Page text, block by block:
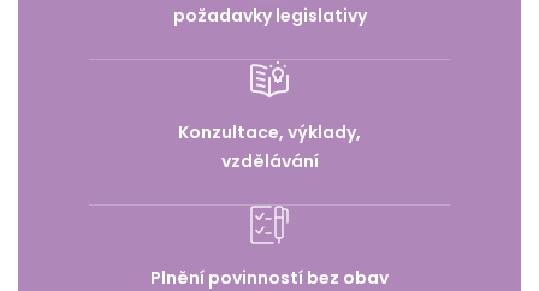
požadavky legislativy
Konzultace, výklady,
vzdělávání
Plnění povinností bez obav